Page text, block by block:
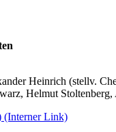
Heinrich (stellv.
Helmut
(Interner Link)